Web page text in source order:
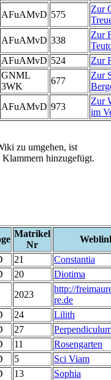
AFuAMvD 575
Zur
AFuAMvD 338
Zur
AFuAMvD 524
Zur
GNML
3WK
677
Zur
AFuAMvD 973
Zur
im
zu umgehen, ist
hinzugefügt.
Matrikel
Nr
21
Constantia
20
Diotima
2023
http://
re.de
24
Lilith
27
11
Rosengarten
5
Sci Viam
13
Sophia